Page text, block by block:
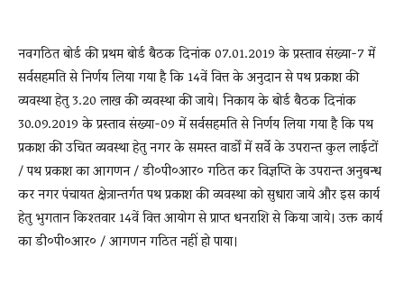
नवगठित बोर्ड की प्रथम बोर्ड बैठक दिनांक 07.01.2019 के प्रस्ताव संख्या-7 में
सर्वसहमति से निर्णय लिया गया है कि 14वें वित्त के अनुदान से पथ प्रकाश की
व्यवस्था हेतु 3.20 लाख की व्यवस्था की जाये। निकाय के बोर्ड बैठक दिनांक
30.09.2019 के प्रस्ताव संख्या-09 में सर्वसहमति से निर्णय लिया गया है कि पथ
प्रकाश की उचित व्यवस्था हेतु नगर के समस्त वार्डों में सर्वे के उपरान्त कुल लाईटों
/ पथ प्रकाश का आगणन / डी०पी०आर० गठित कर विज्ञप्ति के उपरान्त अनुबन्ध
कर नगर पंचायत क्षेत्रान्तर्गत पथ प्रकाश की व्यवस्था को सुधारा जाये और इस कार्य
हेतु भुगतान किश्तवार 14वें वित्त आयोग से प्राप्त धनराशि से किया जाये। उक्त कार्य
का डी०पी०आर० / आगणन गठित नहीं हो पाया।